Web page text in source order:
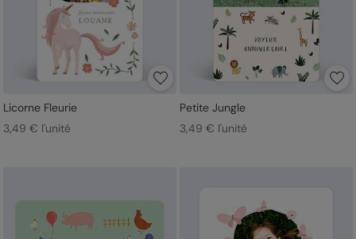
Licorne Fleurie
3,49 € l'unité
Petite Jungle
3,49 € l'unité